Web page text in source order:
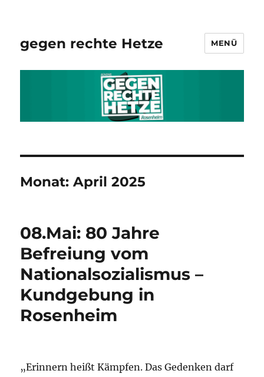
gegen rechte Hetze MENÜ
Monat:April 2025
08.Mai: 80 Jahre
Befreiung vom
Nationalsozialismus –
Kundgebung in
Rosenheim
„Erinnern heißt Kämpfen. Das Gedenken darf